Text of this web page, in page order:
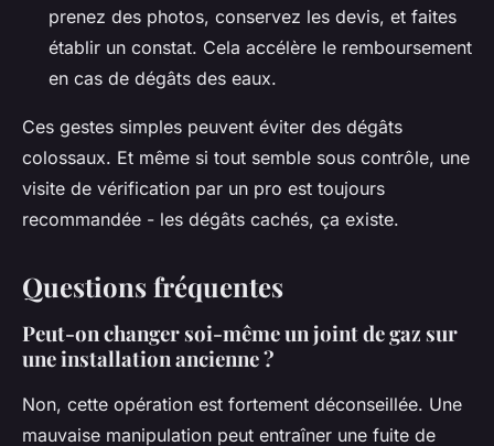
prenez des photos, conservez les devis, et faites
établir un constat. Cela accélère le remboursement
en cas de dégâts des eaux.
Ces gestes simples peuvent éviter des dégâts
colossaux. Et même si tout semble sous contrôle, une
visite de vérification par un pro est toujours
recommandée - les dégâts cachés, ça existe.
Questions fréquentes
Peut-on changer soi-même un joint de gaz sur
une installation ancienne ?
Non, cette opération est fortement déconseillée. Une
mauvaise manipulation peut entraîner une fuite de